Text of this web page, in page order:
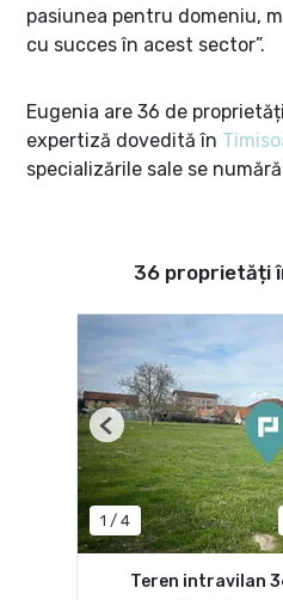
pasiunea pentru domeniu,
cu succes în acest sector”.
Eugenia are 36 de
expertiză dovedită în
specializările sale se numără
36 proprietăți
1 / 4
Previous
Teren intravilan